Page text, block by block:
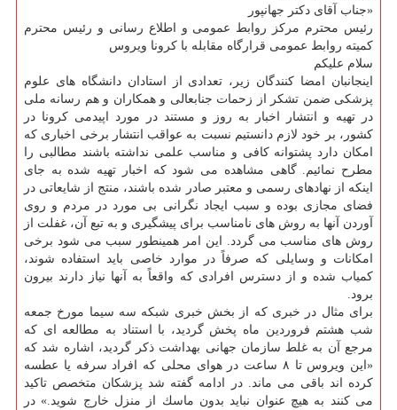
«جناب آقای دكتر جهانپور
رئیس محترم مركز روابط عمومی و اطلاع رسانی و رئیس محترم
كمیته روابط عمومی قرارگاه مقابله با كرونا ویروس
سلام علیكم
اینجانبان امضا كنندگان زیر، تعدادی از استادان دانشگاه های علوم
پزشكی ضمن تشكر از زحمات جنابعالی و همكاران و هم رسانه ملی
در تهیه و انتشار اخبار به روز و مستند در مورد اپیدمی كرونا در
كشور، بر خود لازم دانستیم نسبت به عواقب انتشار برخی اخباری كه
امكان دارد پشتوانه كافی و مناسب علمی نداشته باشند مطالبی را
مطرح نمائیم. گاهی مشاهده می شود كه اخبار تهیه شده به جای
اینكه از نهادهای رسمی و معتبر صادر شده باشند، منتج از شایعاتی در
فضای مجازی بوده و سبب ایجاد نگرانی بی مورد در مردم و روی
آوردن آنها به روش های نامناسب برای پیشگیری و به تبع آن، غفلت از
روش های مناسب می گردد. این امر همینطور سبب می شود برخی
امكانات و وسایلی كه صرفاً در موارد خاصی باید استفاده شوند،
كمیاب شده و از دسترس افرادی كه واقعاً به آنها نیاز دارند بیرون
برود.
برای مثال در خبری كه از بخش خبری شبكه سه سیما مورخ جمعه
شب هشتم فروردین ماه پخش گردید، با استناد به مطالعه ای كه
مرجع آن به غلط سازمان جهانی بهداشت ذكر گردید، اشاره شد كه
«این ویروس تا ۸ ساعت در هوای محلی كه افراد سرفه یا عطسه
كرده اند باقی می ماند. در ادامه گفته شد پزشكان متخصص تاكید
می كنند به هیچ عنوان نباید بدون ماسك از منزل خارج شوید.» در